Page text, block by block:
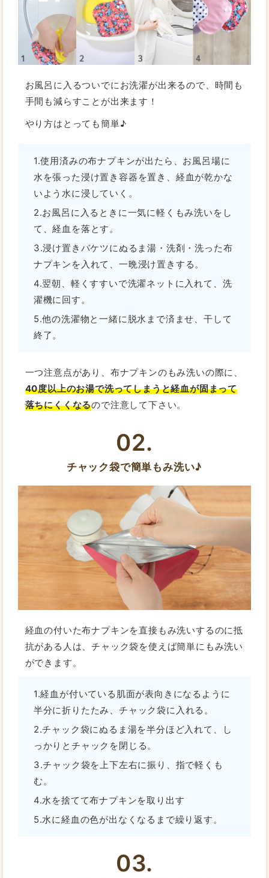
お風呂に入るついでにお洗濯が出来るので、時間も
手間も減らすことが出来ます！
やり方はとっても簡単♪
1.使用済みの布ナプキンが出たら、お風呂場に
水を張った浸け置き容器を置き、経血が乾かな
いよう水に浸していく。
2.お風呂に入るときに一気に軽くもみ洗いをし
て、経血を落とす。
3.浸け置きバケツにぬるま湯・洗剤・洗った布
ナプキンを入れて、一晩浸け置きする。
4.翌朝、軽くすすいで洗濯ネットに入れて、洗
濯機に回す。
5.他の洗濯物と一緒に脱水まで済ませ、干して
終了。
一つ注意点があり、布ナプキンのもみ洗いの際に、
40度以上のお湯で洗ってしまうと経血が固まって
落ちにくくなるので注意して下さい。
02.
チャック袋で簡単もみ洗い♪
経血の付いた布ナプキンを直接もみ洗いするのに抵
抗がある人は、チャック袋を使えば簡単にもみ洗い
ができます。
1.経血が付いている肌面が表向きになるように
半分に折りたたみ、チャック袋に入れる。
2.チャック袋にぬるま湯を半分ほど入れて、し
っかりとチャックを閉じる。
3.チャック袋を上下左右に振り、指で軽くも
む。
4.水を捨てて布ナプキンを取り出す
5.水に経血の色が出なくなるまで繰り返す。
03.